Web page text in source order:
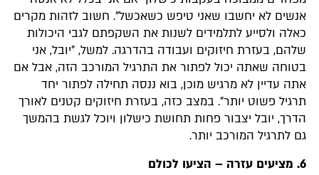
אנשים לא יחשבו שאני טיפש כשאכשל". חשוב לזהות מקרים
כאלה ולסייע לתלמידים לשנות את השקפתם לגבי היכולות
שלהם, בעזרת חיזוקים ועבודה בהדרגה. למשל, "יובל, אני
בטוחה שאתה יכול לפתור את התרגיל המורכב הזה, אבל אם
אתה עדיין לא מרגיש מוכן, בוא ננסה תחילה לפתור יחד
תרגיל פשוט יותר". במצב כזה, בעזרת חיזוקים קטנים לאורך
הדרך, יובל יצבור פחות תחושת כישלון ויוכל לגשת בהמשך
גם לתרגיל המורכב יותר.
6. מציעים עזרה – הציעו לכולם